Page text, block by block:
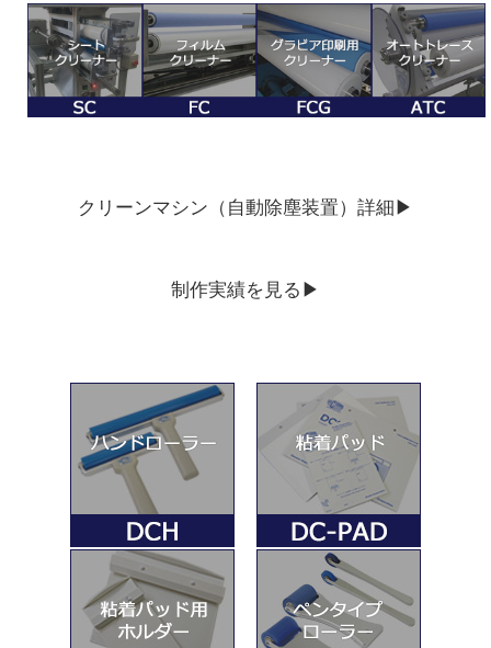
クリーンマシン（自動除塵装置）詳細▶︎
制作実績を見る▶︎